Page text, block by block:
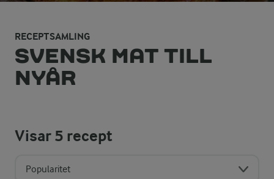
RECEPTSAMLING
SVENSK MAT TILL
NYÅR
Visar5 recept
Popularitet